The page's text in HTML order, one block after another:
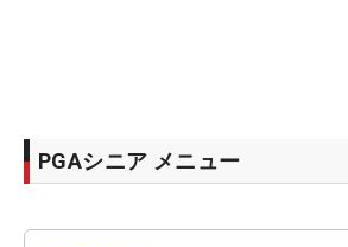
PGAシニア メニュー